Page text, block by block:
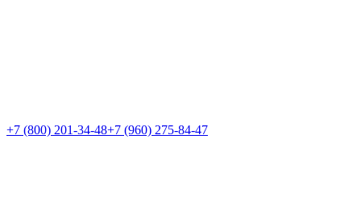
+7 (800) 201-34-48+7 (960) 275-84-47